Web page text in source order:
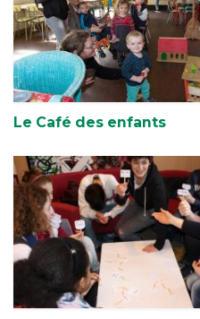
Le Café des enfants